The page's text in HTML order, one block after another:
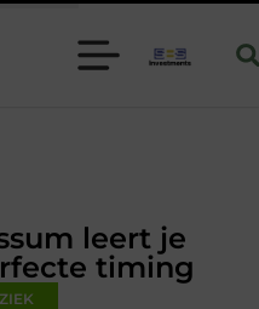
leert je
timing